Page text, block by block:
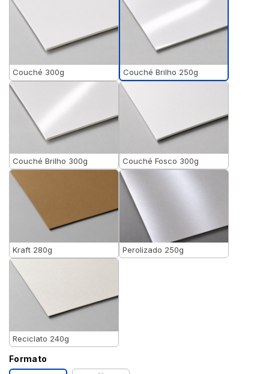
Couché 300g Couché Brilho 250g
Couché Brilho 300g Couché Fosco 300g
Kraft 280g Perolizado 250g
Reciclato 240g
Formato